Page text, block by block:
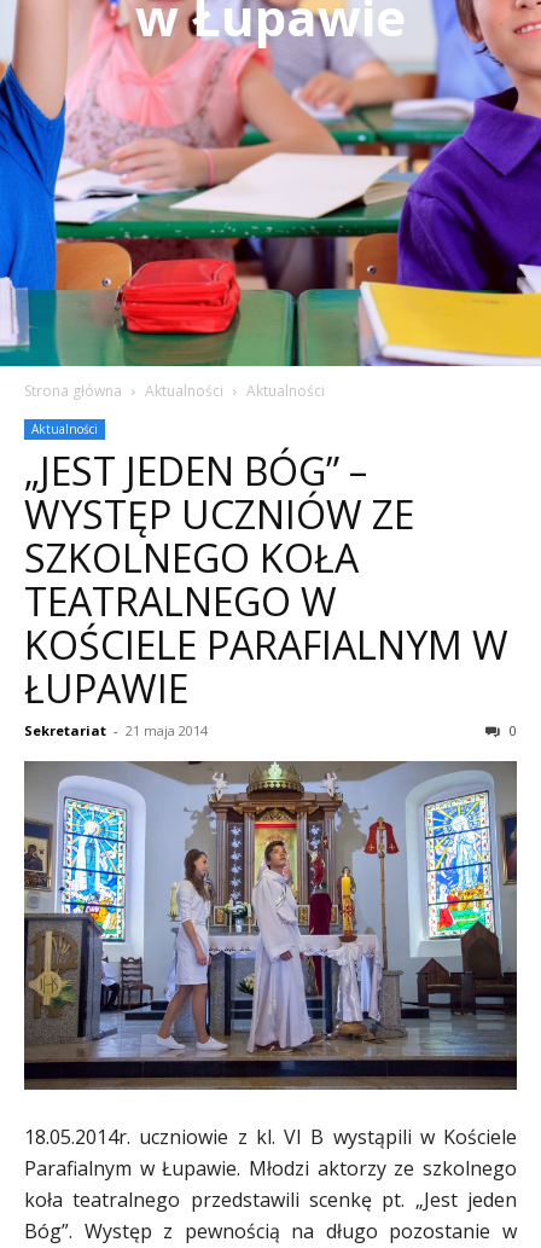
w Łupawie
Strona główna Aktualności Aktualności
Aktualności
„JEST JEDEN BÓG” –
WYSTĘP UCZNIÓW ZE
SZKOLNEGO KOŁA
TEATRALNEGO W
KOŚCIELE PARAFIALNYM W
ŁUPAWIE
Sekretariat - 21 maja 2014 0
18.05.2014r. uczniowie z kl. VI B wystąpili w Kościele
Parafialnym w Łupawie. Młodzi aktorzy ze szkolnego
koła teatralnego przedstawili scenkę pt. „Jest jeden
Bóg”. Występ z pewnością na długo pozostanie w